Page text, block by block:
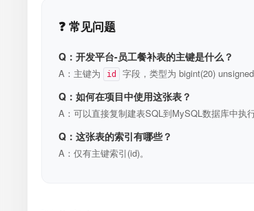
❓ 常见问题
Q：开发平台-员工餐补表的主键是什么？
A：主键为 id 字段，类型为 bigint(20)
Q：如何在项目中使用这张表？
A：可以直接复制建表SQL到MySQL数据库中执
Q：这张表的索引有哪些？
A：仅有主键索引(id)。